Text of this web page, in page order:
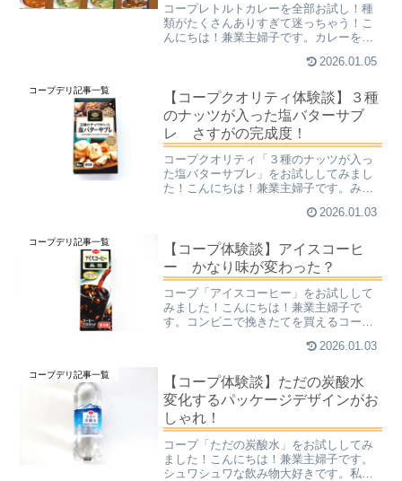
コープレトルトカレーを全部お試し！種
類がたくさんありすぎて迷っちゃう！こ
んにちは！兼業主婦子です。カレーを嫌
というくらい、私の周りにはカレー好き
ば何でもいいという強者も...
2026.01.05
コープデリ記事一覧
【コープクオリティ体験談】３種
のナッツが入った塩バターサブ
レ さすがの完成度！
コープクオリティ「３種のナッツが入っ
た塩バターサブレ」をお試ししてみまし
た！こんにちは！兼業主婦子です。みな
キーとは何か違うんですかね…。サブレ
たっぷり使った、砂のよう...
2026.01.03
コープデリ記事一覧
【コープ体験談】アイスコーヒ
ー かなり味が変わった？
コープ「アイスコーヒー」をお試しして
みました！こんにちは！兼業主婦子で
す。コンビニで挽きたてを買えるコーヒ
んなおいしいコーヒーを飲ませてくれる
す。今はコーヒー豆の値上がり...
2026.01.03
コープデリ記事一覧
【コープ体験談】ただの炭酸水
変化するパッケージデザインがお
しゃれ！
コープ「ただの炭酸水」をお試ししてみ
ました！こんにちは！兼業主婦子です。
シュワシュワな飲み物大好きです。私が